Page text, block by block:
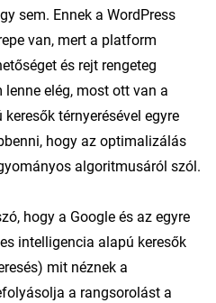
sem. Ennek a WordPress
van, mert a platform
és rejt rengeteg
lenne elég, most ott van a
térnyerésével egyre
hogy az optimalizálás
algoritmusáról szól.
hogy a Google és az egyre
intelligencia alapú keresők
mit néznek a
a rangsorolást a